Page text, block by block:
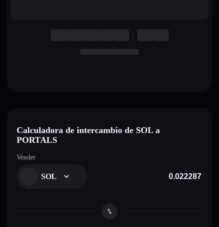
Calculadora de intercambio de SOL a
PORTALS
Vender
SOL